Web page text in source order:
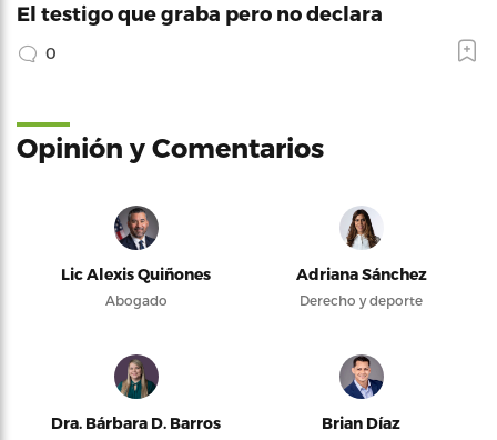
El testigo que graba pero no declara
0
Opinión y Comentarios
Lic Alexis Quiñones
Abogado
Adriana Sánchez
Derecho y deporte
Dra. Bárbara D. Barros Brian Díaz